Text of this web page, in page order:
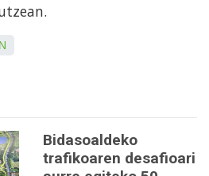
Bidasoaldeko
trafikoaren desafioari